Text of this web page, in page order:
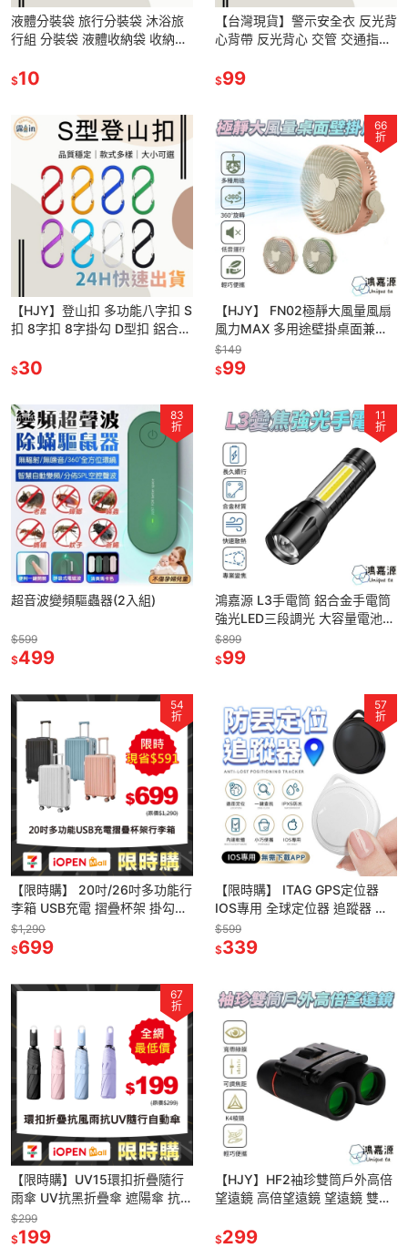
液體分裝袋 旅行分裝袋 沐浴旅
行組 分裝袋 液體收納袋 收納袋
吸嘴袋 旅行組 分類袋
$10
【台灣現貨】警示安全衣 反光背
心背帶 反光背心 交管 交通指揮
工程施工夜間安全
$99
【HJY】登山扣 多功能八字扣 S
扣 8字扣 8字掛勾 D型扣 鋁合金
露營 帳篷
$30
66
折
【HJY】 FN02極靜大風量風扇
風力MAX 多用途壁掛桌面兼具
360度調節風向 風扇 USB風扇
壁掛風扇
$149
$99
83
折
超音波變頻驅蟲器(2入組)
$599
$499
11
折
鴻嘉源 L3手電筒 鋁合金手電筒
強光LED三段調光 大容量電池
USB充電 COB強光側燈 方便攜
帶快速散熱 戶外必備
$899
$99
54
折
【限時購】 20吋/26吋多功能行
李箱 USB充電 摺疊杯架 掛勾設
計 萬向輪 登機箱 旅行箱
$1,290
$699
57
折
【限時購】 ITAG GPS定位器
IOS專用 全球定位器 追蹤器 行
李鑰匙防丟 智能定位 追蹤器
$599
$339
67
折
【限時購】UV15環扣折疊隨行
雨傘 UV抗黑折疊傘 遮陽傘 抗風
雨抗UV 一鍵開合輕鬆
$299
$199
【HJY】HF2袖珍雙筒戶外高倍
望遠鏡 高倍望遠鏡 望遠鏡 雙筒
倍率 微光
$299